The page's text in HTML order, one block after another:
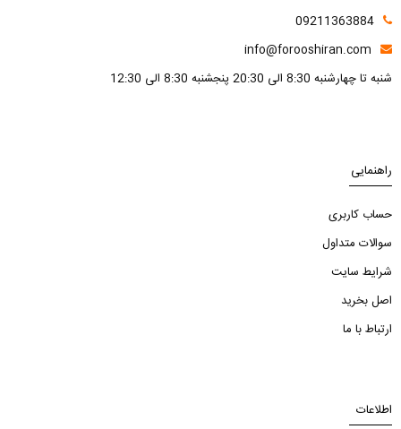
09211363884
info@forooshiran.com
شنبه تا چهارشنبه 8:30 الی 20:30 پنجشنبه 8:30 الی 12:30
راهنمایی
حساب کاربری
سوالات متداول
شرایط سایت
اصل بخرید
ارتباط با ما
اطلاعات